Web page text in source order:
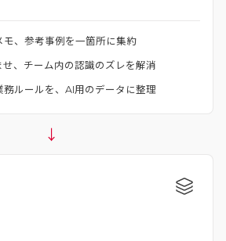
モ、参考事例を一箇所に集約
、チーム内の認識のズレを解消
務ルールを、AI用のデータに整理
→